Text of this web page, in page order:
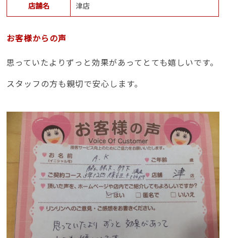
店舗名 津店
お客様からの声
思っていたよりずっと効果があってとても嬉しいです。
スタッフの方も親切で安心します。